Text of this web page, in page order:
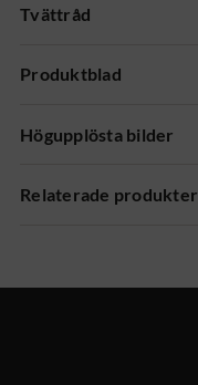
Tvättråd
Produktblad
Högupplösta bilder
Relaterade produkter